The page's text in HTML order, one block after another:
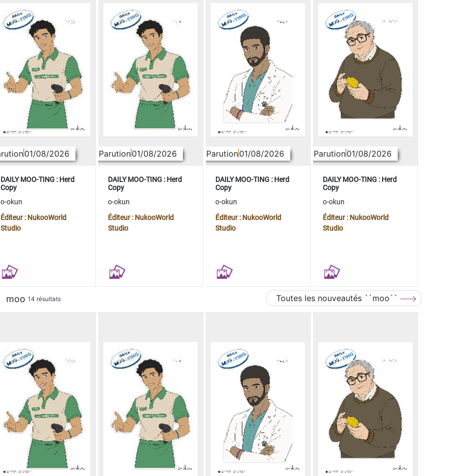
01/08/2026
DAILY MOO-TING : Herd
Copy
o-okun
Éditeur : NukooWorld
Studio
Parution01/08/2026
DAILY MOO-TING : Herd
Copy
o-okun
Éditeur : NukooWorld
Studio
Parution01/08/2026
DAILY MOO-TING : Herd
Copy
o-okun
Éditeur : NukooWorld
Studio
Parution01/08/2026
DAILY MOO-TING : Herd
Copy
o-okun
Éditeur : NukooWorld
Studio
moo 14 résultats Toutes les nouveautés ``moo``